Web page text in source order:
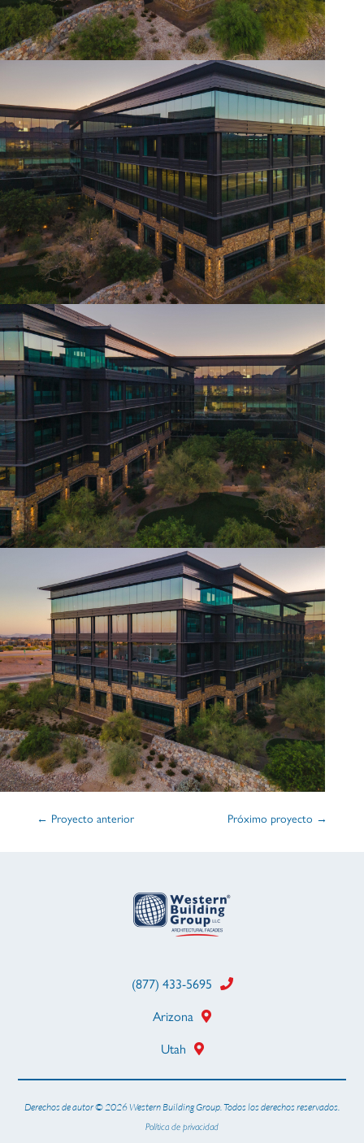
← Proyecto anterior Próximo proyecto →
(877) 433-5695
Arizona
Utah
Derechos de autor © 2026 Western Building Group. Todos los derechos reservados.
Política de privacidad